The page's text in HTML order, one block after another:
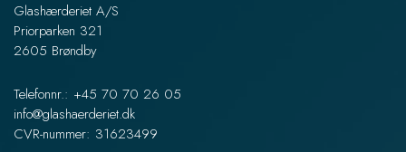
Glashærderiet A/S
Priorparken 321
2605 Brøndby
Telefonnr.: +45 70 70 26 05
info@glashaerderiet.dk
CVR-nummer: 31623499